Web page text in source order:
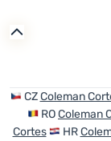
Registrieren
CZColeman
ROColeman
Cortes
HR